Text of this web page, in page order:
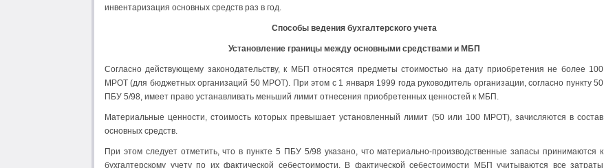
инвентаризация основных средств раз в год.
Способы ведения бухгалтерского учета
Установление границы между основными средствами и МБП
Согласно действующему законодательству, к МБП относятся предметы стоимостью на дату приобретения не более 100
МРОТ (для бюджетных организаций 50 МРОТ). При этом с 1 января 1999 года руководитель организации, согласно пункту 50
ПБУ 5/98, имеет право устанавливать меньший лимит отнесения приобретенных ценностей к МБП.
Материальные ценности, стоимость которых превышает установленный лимит (50 или 100 МРОТ), зачисляются в состав
основных средств.
При этом следует отметить, что в пункте 5 ПБУ 5/98 указано, что материально-производственные запасы принимаются к
бухгалтерскому учету по их фактической себестоимости. В фактической себестоимости МБП учитываются все затраты